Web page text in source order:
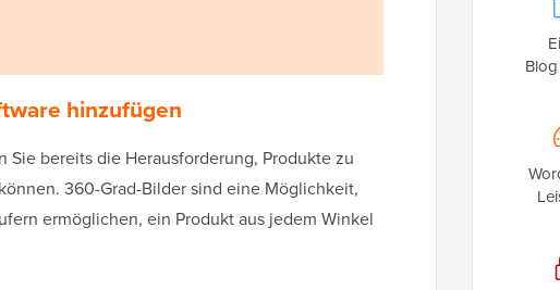
hinzufügen
Sie bereits die Herausforderung, Produkte zu
360-Grad-Bilder sind eine Möglichkeit,
ermöglichen, ein Produkt aus jedem Winkel